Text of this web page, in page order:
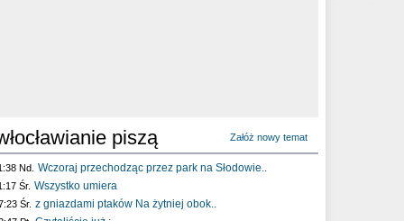
piszą Załóż nowy temat
Nd. Wczoraj przechodząc przez park na Słodowie..
Śr. Wszystko umiera
Śr. z gniazdami ptaków Na żytniej obok..